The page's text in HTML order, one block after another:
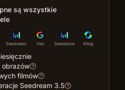
są wszystkie
Seedream Veo Seedance Kling
obrazów
filmów
Seedream 3.5